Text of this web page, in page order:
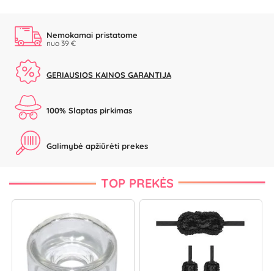
Nemokamai pristatome
nuo 39 €
GERIAUSIOS KAINOS GARANTIJA
100% Slaptas pirkimas
Galimybė apžiūrėti prekes
TOP PREKĖS